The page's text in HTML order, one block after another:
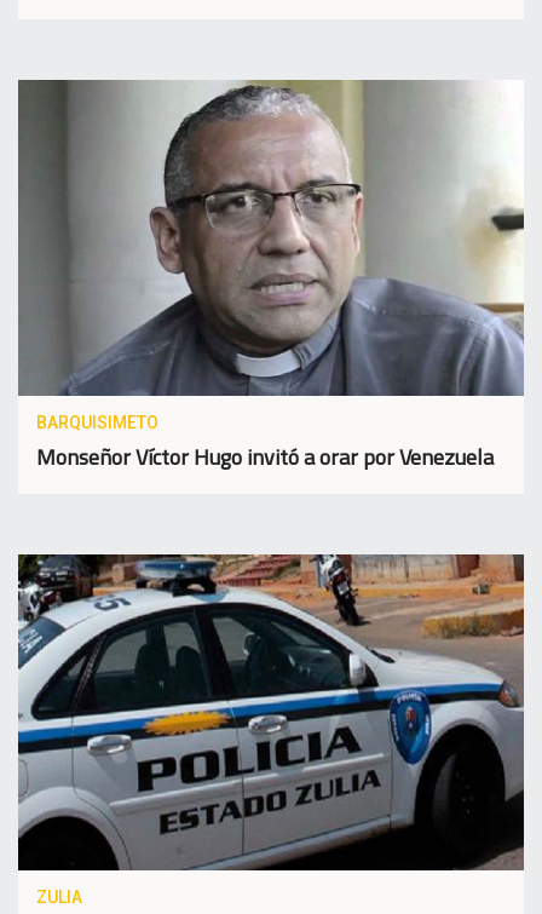
BARQUISIMETO
Monseñor Víctor Hugo invitó a orar por Venezuela
ZULIA